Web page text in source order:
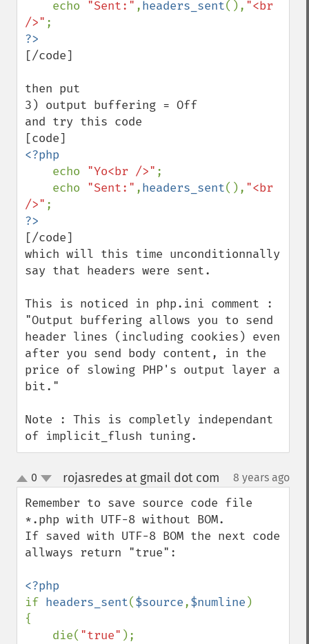
    echo
"Sent:" ,headers_sent(), "<br
/>"
[/code]
then put
3) output buffering = Off
and try this code
<?php
echo "Yo<br />" ;
    echo
"Sent:" ,headers_sent(), "<br
/>"
[/code]
which will this time unconditionnally
say that headers were sent.
This is noticed in php.ini comment :
"Output buffering allows you to send
header lines (including cookies) even
after you send body content, in the
price of slowing PHP's output layer a
bit."
Note : This is completly independant
of implicit_flush tuning.
up
down
0 rojasredes at gmail dot com 8 years ago
Remember to save source code file
*.php with UTF-8 without BOM.
If saved with UTF-8 BOM the next code
allways return "true":
if headers_sent($source,$numline )
{
    die(
"true" );